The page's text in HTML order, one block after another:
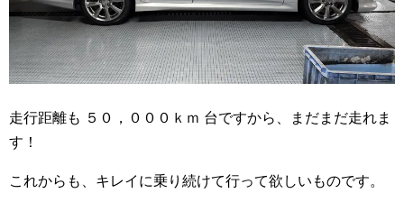
走行距離も ５０，０００ｋｍ 台ですから、まだまだ走れま
す！
これからも、キレイに乗り続けて行って欲しいものです。